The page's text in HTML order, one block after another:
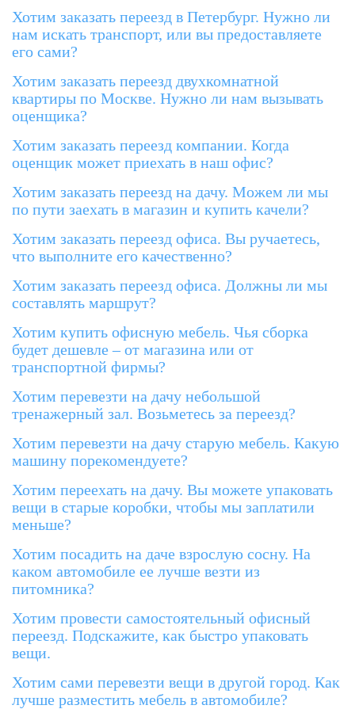
Хотим заказать переезд в Петербург. Нужно ли
нам искать транспорт, или вы предоставляете
его сами?
Хотим заказать переезд двухкомнатной
квартиры по Москве. Нужно ли нам вызывать
оценщика?
Хотим заказать переезд компании. Когда
оценщик может приехать в наш офис?
Хотим заказать переезд на дачу. Можем ли мы
по пути заехать в магазин и купить качели?
Хотим заказать переезд офиса. Вы ручаетесь,
что выполните его качественно?
Хотим заказать переезд офиса. Должны ли мы
составлять маршрут?
Хотим купить офисную мебель. Чья сборка
будет дешевле – от магазина или от
транспортной фирмы?
Хотим перевезти на дачу небольшой
тренажерный зал. Возьметесь за переезд?
Хотим перевезти на дачу старую мебель. Какую
машину порекомендуете?
Хотим переехать на дачу. Вы можете упаковать
вещи в старые коробки, чтобы мы заплатили
меньше?
Хотим посадить на даче взрослую сосну. На
каком автомобиле ее лучше везти из
питомника?
Хотим провести самостоятельный офисный
переезд. Подскажите, как быстро упаковать
вещи.
Хотим сами перевезти вещи в другой город. Как
лучше разместить мебель в автомобиле?